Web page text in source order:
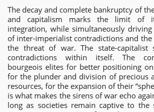
The decay and complete bankruptcy of
and capitalism marks the limit of
integration, while simultaneously
of inter-imperialist contradictions and the
the threat of war. The state-capitalist
contradictions within itself. The
bourgeois elites for better positioning
for the plunder and division of precious
resources, for the expansion of their
is what makes the sirens of war echo
long as societies remain captive to the